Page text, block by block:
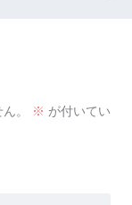
。 ※ が付いてい